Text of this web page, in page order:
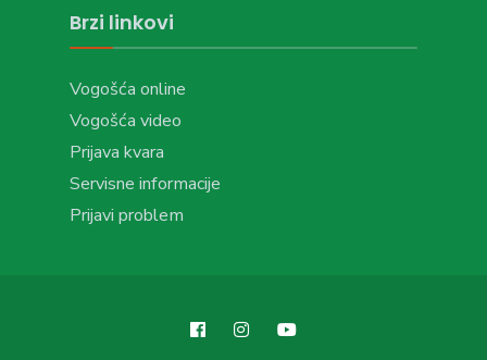
Brzi linkovi
Vogošća online
Vogošća video
Prijava kvara
Servisne informacije
Prijavi problem